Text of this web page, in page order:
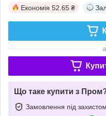
Економія 52.65 ₴
Що таке купити з
Замовлення під захистом